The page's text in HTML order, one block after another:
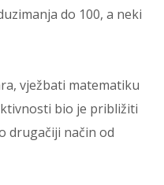
do 100, a neki
vježbati matematiku
bio je približiti
drugačiji način od